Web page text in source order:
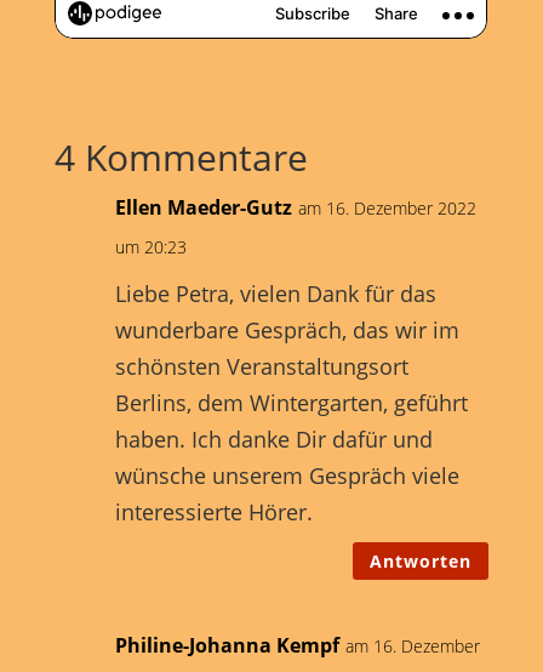
4 Kommentare
Ellen Maeder-Gutz am 16. Dezember 2022
um 20:23
Liebe Petra, vielen Dank für das
wunderbare Gespräch, das wir im
schönsten Veranstaltungsort
Berlins, dem Wintergarten, geführt
haben. Ich danke Dir dafür und
wünsche unserem Gespräch viele
interessierte Hörer.
Antworten
Philine-Johanna Kempf am 16. Dezember